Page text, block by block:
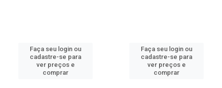
Faça seu login ou
cadastre-se para
ver preços e
comprar
Faça seu login ou
cadastre-se para
ver preços e
comprar